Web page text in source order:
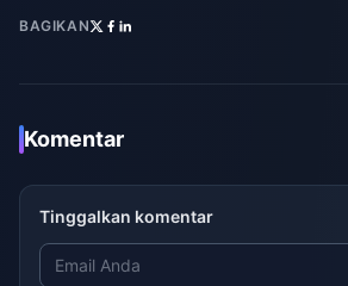
BAGIKAN
Komentar
Tinggalkan komentar